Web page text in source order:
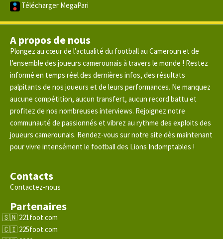
Télécharger MegaPari
A propos de nous
Plongez au cœur de l’actualité du football au Cameroun et de
l’ensemble des joueurs camerounais à travers le monde ! Restez
informé en temps réel des dernières infos, des résultats
palpitants de nos joueurs et de leurs performances. Ne manquez
aucune compétition, aucun transfert, aucun record battu et
profitez de nos nombreuses interviews. Rejoignez notre
communauté de passionnés et vibrez au rythme des exploits des
joueurs camerounais. Rendez-vous sur notre site dès maintenant
pour vivre intensément le football des Lions Indomptables !
Contacts
Contactez-nous
Partenaires
221foot.com
225foot.com